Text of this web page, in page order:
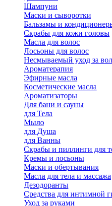
Шампуни
Маски и сыворотки
Бальзамы и
Скрабы для кожи головы
Масла для волос
Лосьоны для волос
Несмываемый уход за
Ароматерапия
Эфирные масла
Косметические масла
Ароматизаторы
Для бани и сауны
для Тела
Мыло
для Душа
для Ванны
Скрабы и пиллинги для
Кремы и лосьоны
Маски и обертывания
Масла для тела и массажа
Дезодоранты
Средства для интимной
Уход за руками